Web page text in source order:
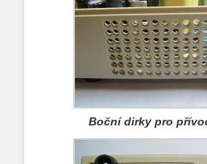
Boční dirky pro